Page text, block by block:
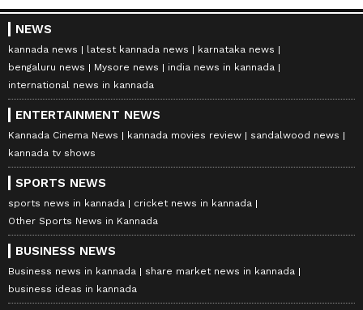
NEWS
kannada news latest kannada news
karnataka news
bengaluru news
Mysore news
india news in kannada
international news in kannada
ENTERTAINMENT NEWS
Kannada Cinema News kannada movies review
sandalwood news
kannada tv shows
SPORTS NEWS
sports news in kannada
cricket news in kannada
Other Sports News in Kannada
BUSINESS NEWS
Business news in kannada
share market news in kannada
business ideas in kannada